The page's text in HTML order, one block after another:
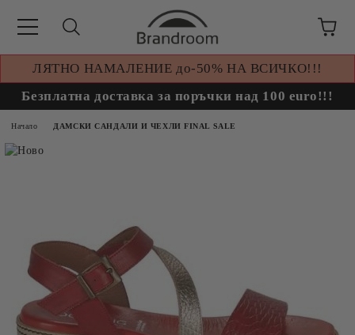
ЛЯТНО НАМАЛЕНИЕ до-50% НА ВСИЧКО!!!
Безплатна доставка за поръчки над 100 euro!!!
Начало ДАМСКИ САНДАЛИ И ЧЕХЛИ FINAL SALE